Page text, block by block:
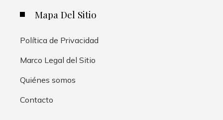
Mapa Del Sitio
Política de Privacidad
Marco Legal del Sitio
Quiénes somos
Contacto